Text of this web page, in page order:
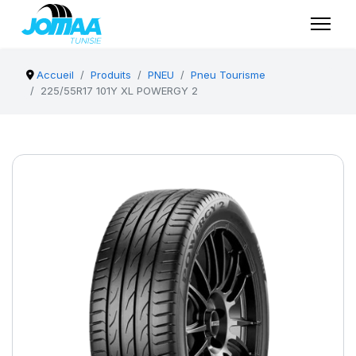
Accueil Produits PNEU
Pneu Tourisme
225/55R17 101Y XL POWERGY 2